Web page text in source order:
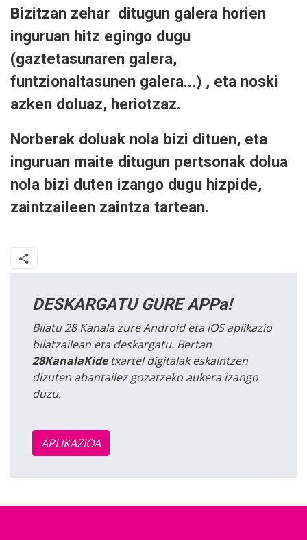
Bizitzan zehar ditugun galera horien
inguruan hitz egingo dugu
(gaztetasunaren galera,
funtzionaltasunen galera...) , eta noski
azken doluaz, heriotzaz.
Norberak doluak nola bizi dituen, eta
inguruan maite ditugun pertsonak dolua
nola bizi duten izango dugu hizpide,
zaintzaileen zaintza tartean.
DESKARGATU GURE APPa!
Bilatu 28 Kanala zure Android eta iOS aplikazio
bilatzailean eta deskargatu. Bertan
28KanalaKidetxartel digitalak eskaintzen
dizuten abantailez gozatzeko aukera izango
duzu.
APLIKAZIOA